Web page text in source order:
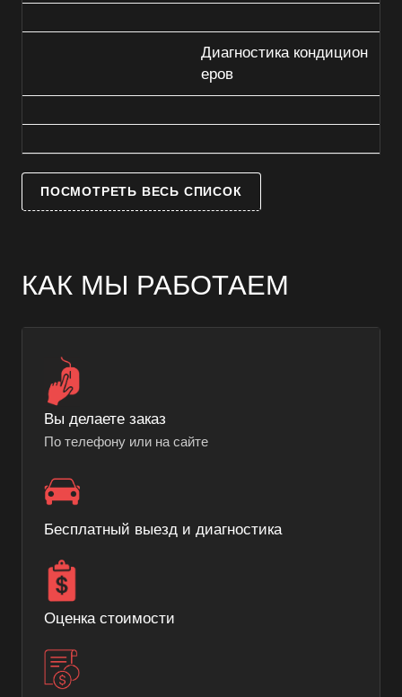
Диагностика кондицион
еров
ПОСМОТРЕТЬ ВЕСЬ СПИСОК
КАК МЫ РАБОТАЕМ
Вы делаете заказ
По телефону или на сайте
Бесплатный выезд и диагностика
Оценка стоимости